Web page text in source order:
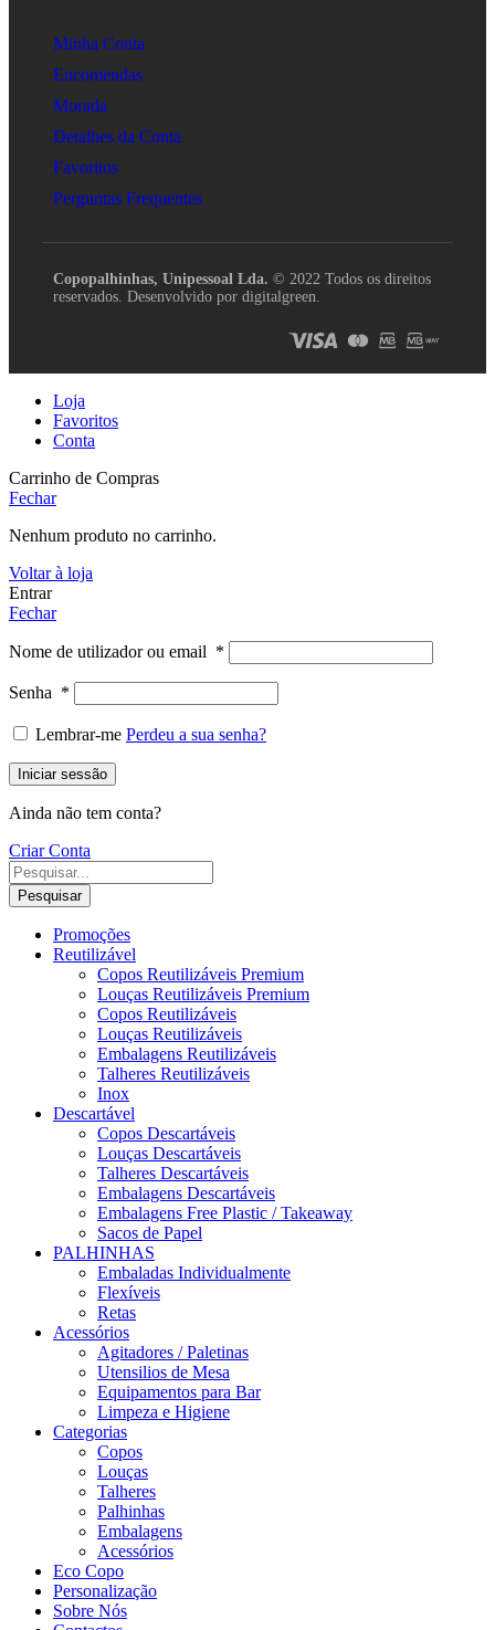
Minha Conta
Encomendas
Morada
Detalhes da Conta
Favoritos
Perguntas Frequentes
Copopalhinhas, Unipessoal Lda. © 2022 Todos os direitos
reservados. Desenvolvido por digitalgreen.
Loja
Favoritos
Conta
Carrinho de Compras
Fechar
Nenhum produto no carrinho.
Voltar à loja
Entrar
Fechar
Nome de utilizador ou email *
Senha *
Lembrar-me Perdeu a sua senha?
Iniciar sessão
Ainda não tem conta?
Criar Conta
Pesquisar
Promoções
Reutilizável
Copos Reutilizáveis Premium
Louças Reutilizáveis Premium
Copos Reutilizáveis
Louças Reutilizáveis
Embalagens Reutilizáveis
Talheres Reutilizáveis
Inox
Descartável
Copos Descartáveis
Louças Descartáveis
Talheres Descartáveis
Embalagens Descartáveis
Embalagens Free Plastic / Takeaway
Sacos de Papel
PALHINHAS
Embaladas Individualmente
Flexíveis
Retas
Acessórios
Agitadores / Paletinas
Utensilios de Mesa
Equipamentos para Bar
Limpeza e Higiene
Categorias
Copos
Louças
Talheres
Palhinhas
Embalagens
Acessórios
Eco Copo
Personalização
Sobre Nós